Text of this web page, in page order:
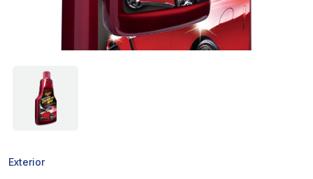
Exterior